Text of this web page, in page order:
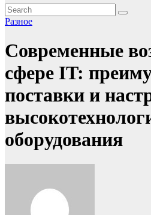
Разное
Современные
сфере IT:
поставки и
оборудования